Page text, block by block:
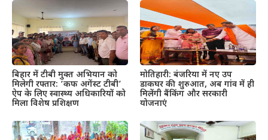
बिहार में टीबी मुक्त अभियान को
मिलेगी रफ्तार: ‘कफ अगेंस्ट टीबी’
ऐप के लिए स्वास्थ्य अधिकारियों को
मिला विशेष प्रशिक्षण
मोतिहारी: बंजरिया में नए उप
डाकघर की शुरुआत, अब गांव में ही
मिलेंगी बैंकिंग और सरकारी
योजनाएं